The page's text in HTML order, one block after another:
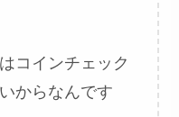
コインチェック
からなんです